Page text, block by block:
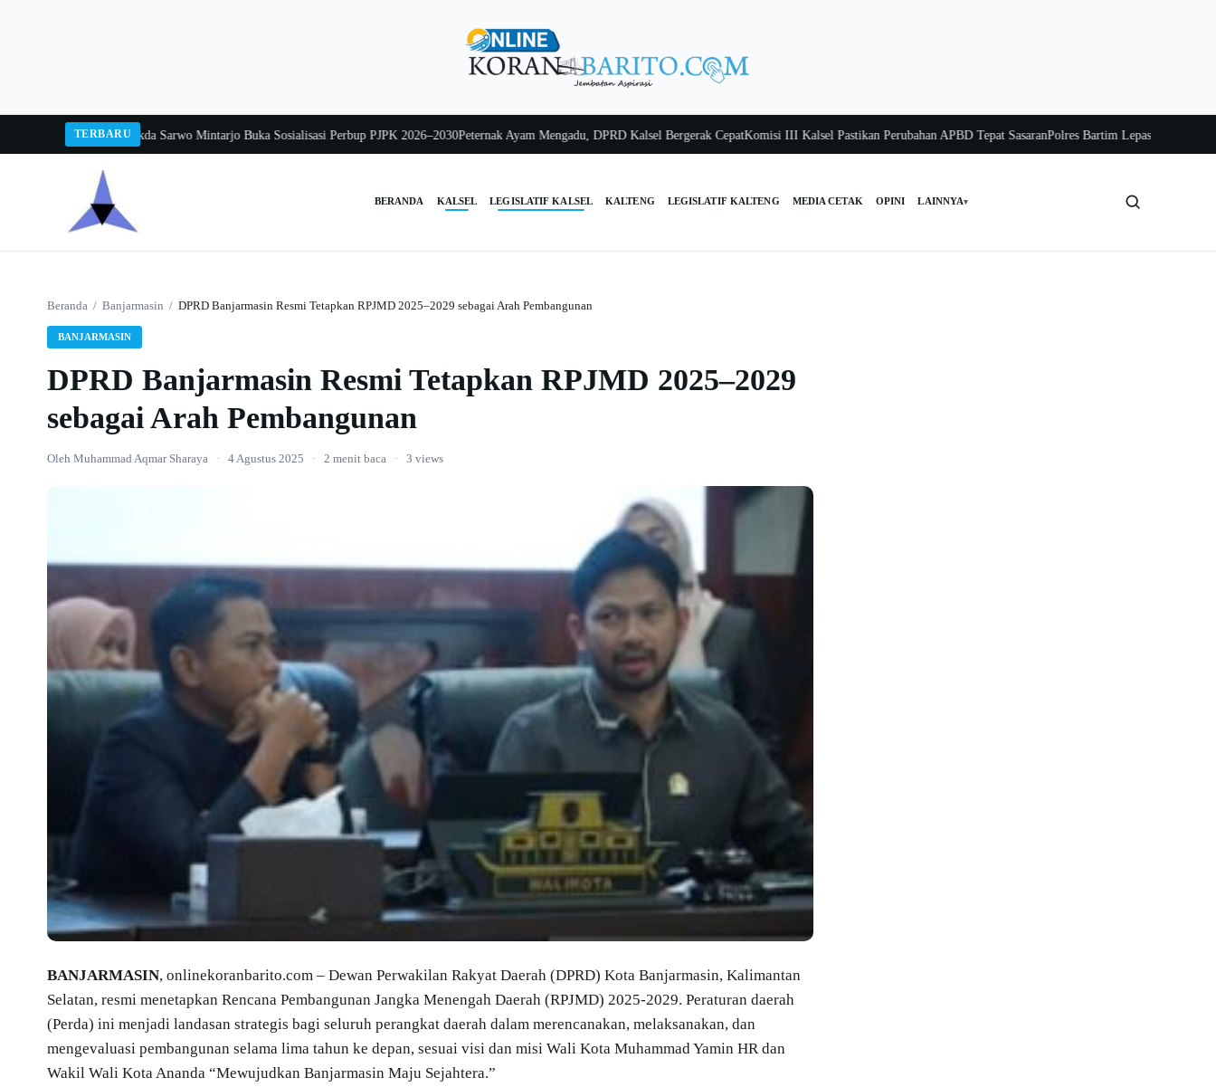
TERBARU
Balang 2026Pj Sekda Sarwo Mintarjo Buka Sosialisasi Perbup PJPK 2026–2030Peternak Ayam Mengadu, DPRD Kalsel Bergerak CepatKomisi III Kalsel Pastikan Perubahan APBD Tepat SasaranPolres Bartim Lepas Bakti Sosial untuk
BERANDA KALSEL LEGISLATIF KALSEL KALTENG LEGISLATIF KALTENG MEDIA CETAK OPINI LAINNYA▾
Beranda / Banjarmasin / DPRD Banjarmasin Resmi Tetapkan RPJMD 2025–2029 sebagai Arah Pembangunan
BANJARMASIN
DPRD Banjarmasin Resmi Tetapkan RPJMD 2025–2029
sebagai Arah Pembangunan
Oleh Muhammad Aqmar Sharaya · 4 Agustus 2025 · 2 menit baca · 3 views
BANJARMASIN, onlinekoranbarito.com – Dewan Perwakilan Rakyat Daerah (DPRD) Kota Banjarmasin, Kalimantan
Selatan, resmi menetapkan Rencana Pembangunan Jangka Menengah Daerah (RPJMD) 2025-2029. Peraturan daerah
(Perda) ini menjadi landasan strategis bagi seluruh perangkat daerah dalam merencanakan, melaksanakan, dan
mengevaluasi pembangunan selama lima tahun ke depan, sesuai visi dan misi Wali Kota Muhammad Yamin HR dan
Wakil Wali Kota Ananda “Mewujudkan Banjarmasin Maju Sejahtera.”